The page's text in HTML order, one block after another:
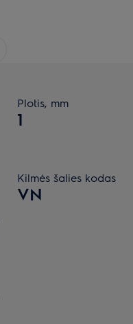
Plotis, mm
1
Kilmės šalies kodas
VN